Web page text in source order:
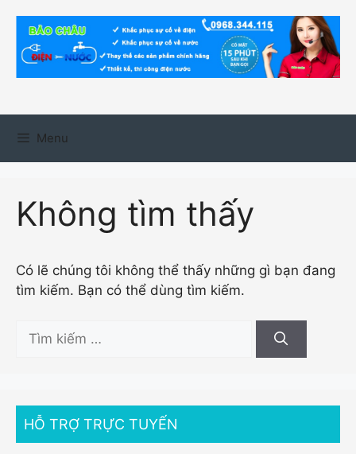
dung
Menu
Không tìm thấy
Có lẽ chúng tôi không thể thấy những gì bạn đang
tìm kiếm. Bạn có thể dùng tìm kiếm.
Tìm
HỖ TRỢ TRỰC TUYẾN